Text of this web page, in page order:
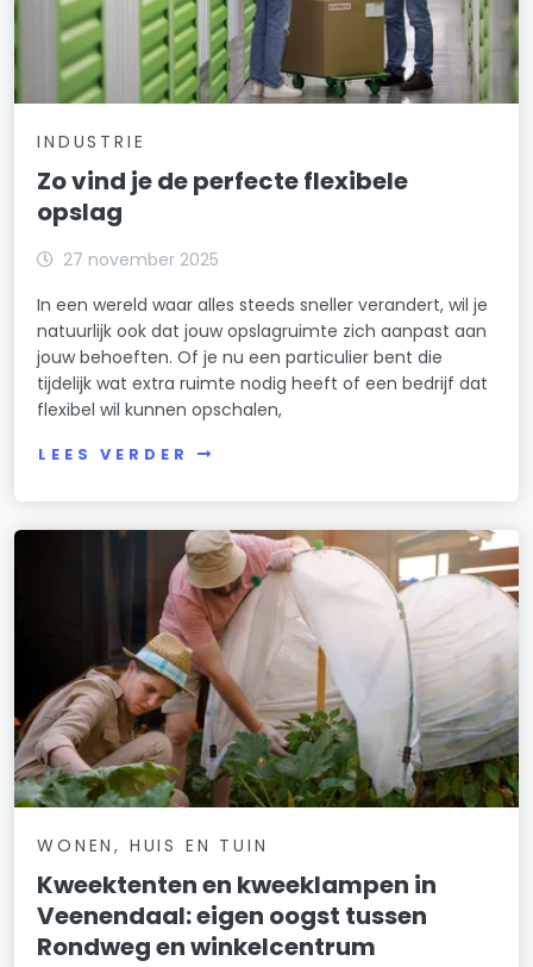
INDUSTRIE
Zo vind je de perfecte flexibele
opslag
27 november 2025
In een wereld waar alles steeds sneller verandert, wil je
natuurlijk ook dat jouw opslagruimte zich aanpast aan
jouw behoeften. Of je nu een particulier bent die
tijdelijk wat extra ruimte nodig heeft of een bedrijf dat
flexibel wil kunnen opschalen,
LEES VERDER
WONEN, HUIS EN TUIN
Kweektenten en kweeklampen in
Veenendaal: eigen oogst tussen
Rondweg en winkelcentrum